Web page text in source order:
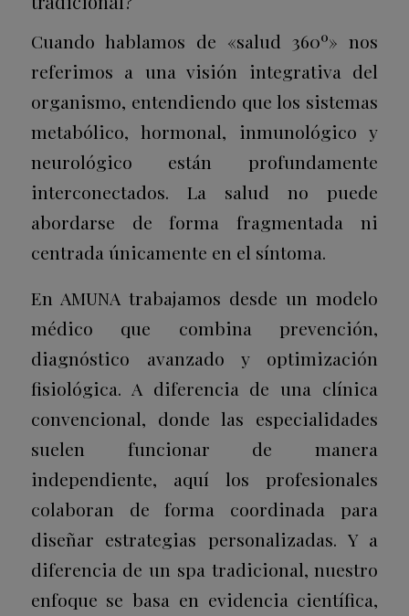
Cuando hablamos de «salud 360º» nos
referimos a una visión integrativa del
organismo, entendiendo que los sistemas
metabólico, hormonal, inmunológico y
neurológico están profundamente
interconectados. La salud no puede
abordarse de forma fragmentada ni
centrada únicamente en el síntoma.
En AMUNA trabajamos desde un modelo
médico que combina prevención,
diagnóstico avanzado y optimización
fisiológica. A diferencia de una clínica
convencional, donde las especialidades
suelen funcionar de manera
independiente, aquí los profesionales
colaboran de forma coordinada para
diseñar estrategias personalizadas. Y a
diferencia de un spa tradicional, nuestro
enfoque se basa en evidencia científica,